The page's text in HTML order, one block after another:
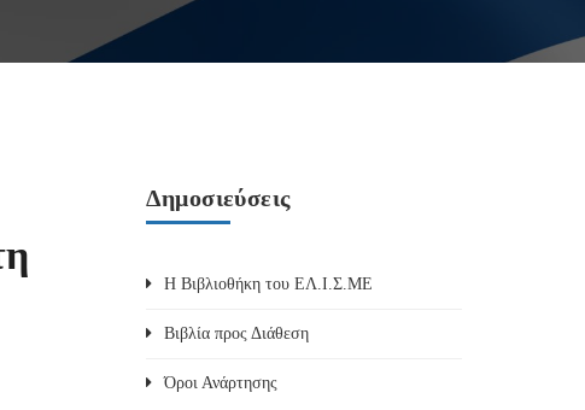
Δημοσιεύσεις
Η Βιβλιοθήκη του ΕΛ.Ι.Σ.ΜΕ
Βιβλία προς Διάθεση
Όροι Ανάρτησης